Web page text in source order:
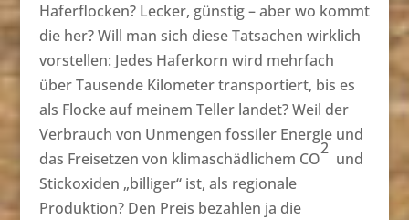
Haferflocken? Lecker, günstig – aber wo kommt
die her? Will man sich diese Tatsachen wirklich
vorstellen: Jedes Haferkorn wird mehrfach
über Tausende Kilometer transportiert, bis es
als Flocke auf meinem Teller landet? Weil der
Verbrauch von Unmengen fossiler Energie und
das Freisetzen von klimaschädlichem CO
2
und
Stickoxiden „billiger“ ist, als regionale
Produktion? Den Preis bezahlen ja die